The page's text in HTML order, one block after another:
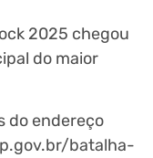
2025 chegou
do maior
do endereço
batalha-